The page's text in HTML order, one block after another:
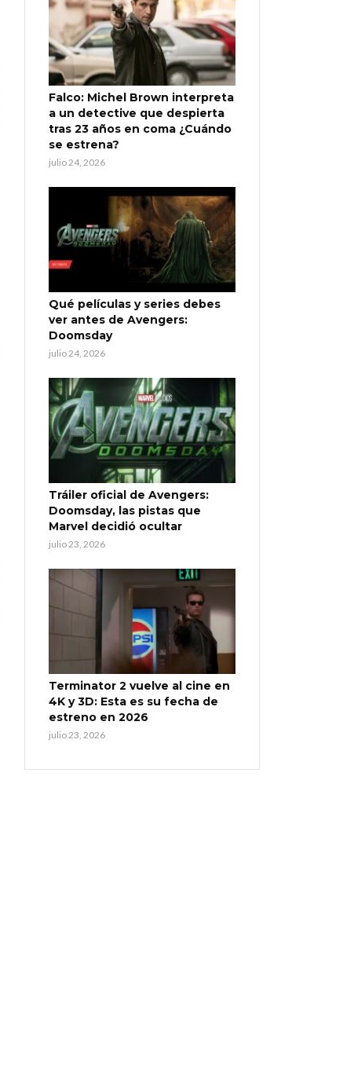
Falco: Michel Brown interpreta
a un detective que despierta
tras 23 años en coma ¿Cuándo
se estrena?
julio 24, 2026
Qué películas y series debes
ver antes de Avengers:
Doomsday
julio 24, 2026
Tráiler oficial de Avengers:
Doomsday, las pistas que
Marvel decidió ocultar
julio 23, 2026
Terminator 2 vuelve al cine en
4K y 3D: Esta es su fecha de
estreno en 2026
julio 23, 2026